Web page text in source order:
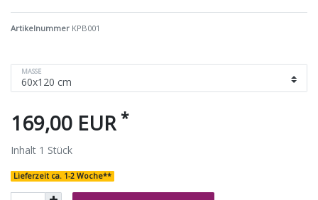
Artikelnummer KPB001
MASSE
169,00 EUR *
Inhalt 1 Stück
Lieferzeit ca. 1-2 Woche**